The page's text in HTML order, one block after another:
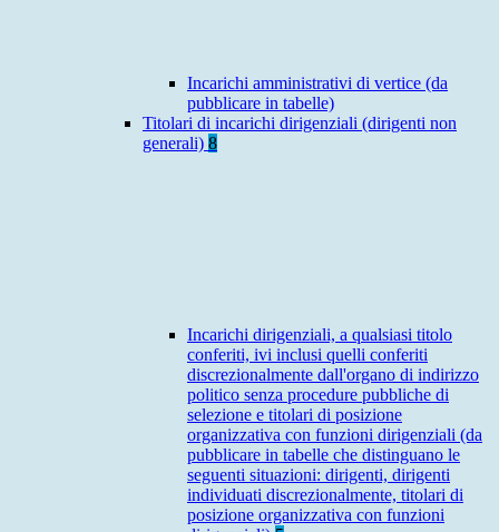
Incarichi amministrativi di vertice (da
pubblicare in tabelle)
Titolari di incarichi dirigenziali (dirigenti non
generali) 8
Incarichi dirigenziali, a qualsiasi titolo
conferiti, ivi inclusi quelli conferiti
discrezionalmente dall'organo di indirizzo
politico senza procedure pubbliche di
selezione e titolari di posizione
organizzativa con funzioni dirigenziali (da
pubblicare in tabelle che distinguano le
seguenti situazioni: dirigenti, dirigenti
individuati discrezionalmente, titolari di
posizione organizzativa con funzioni